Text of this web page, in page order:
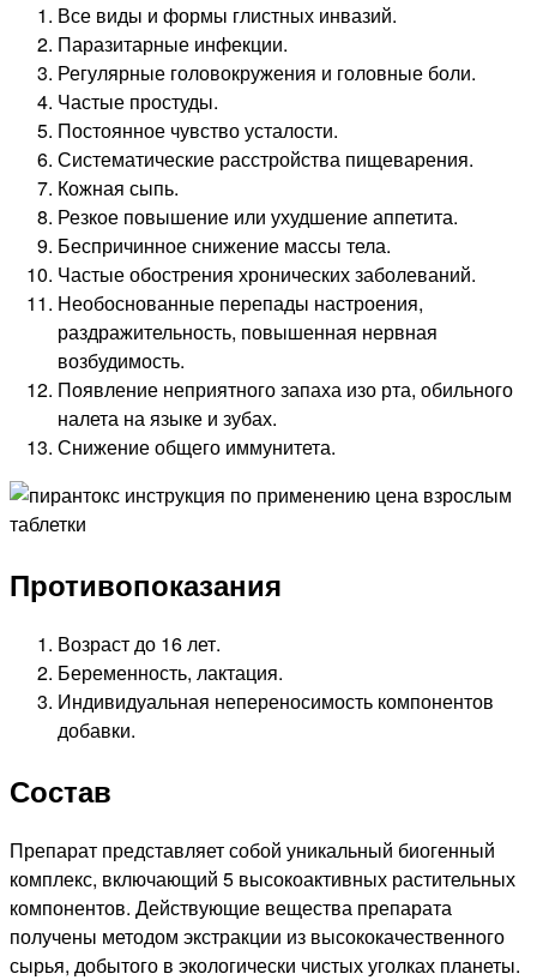
Все виды и формы глистных инвазий.
Паразитарные инфекции.
Регулярные головокружения и головные боли.
Частые простуды.
Постоянное чувство усталости.
Систематические расстройства пищеварения.
Кожная сыпь.
Резкое повышение или ухудшение аппетита.
Беспричинное снижение массы тела.
Частые обострения хронических заболеваний.
Необоснованные перепады настроения,
раздражительность, повышенная нервная
возбудимость.
Появление неприятного запаха изо рта, обильного
налета на языке и зубах.
Снижение общего иммунитета.
Противопоказания
Возраст до 16 лет.
Беременность, лактация.
Индивидуальная непереносимость компонентов
добавки.
Состав
Препарат представляет собой уникальный биогенный
комплекс, включающий 5 высокоактивных растительных
компонентов. Действующие вещества препарата
получены методом экстракции из высококачественного
сырья, добытого в экологически чистых уголках планеты.